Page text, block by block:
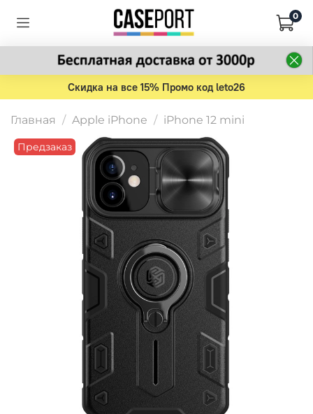
0
Скидка на все 15% Промо код leto26
Главная Apple iPhone iPhone 12 mini
Предзаказ